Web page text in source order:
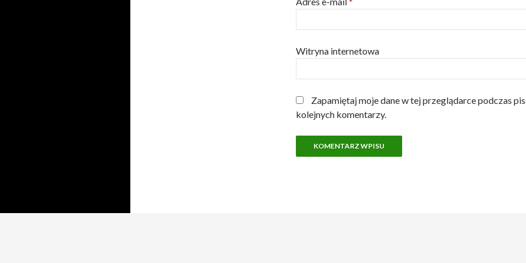
Witryna internetowa
Zapamiętaj moje dane w tej przeglądarce podczas
kolejnych komentarzy.